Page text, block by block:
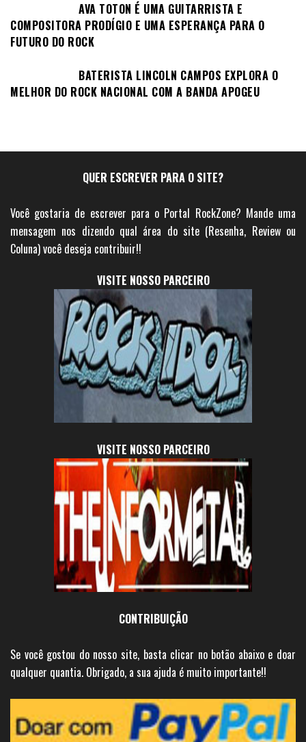
AVA TOTON É UMA GUITARRISTA E
COMPOSITORA PRODÍGIO E UMA ESPERANÇA PARA O
FUTURO DO ROCK
BATERISTA LINCOLN CAMPOS EXPLORA O
MELHOR DO ROCK NACIONAL COM A BANDA APOGEU
QUER ESCREVER PARA O SITE?
Você gostaria de escrever para o Portal RockZone? Mande uma
mensagem nos dizendo qual área do site (Resenha, Review ou
Coluna) você deseja contribuir!!
VISITE NOSSO PARCEIRO
VISITE NOSSO PARCEIRO
CONTRIBUIÇÃO
Se você gostou do nosso site, basta clicar no botão abaixo e doar
qualquer quantia. Obrigado, a sua ajuda é muito importante!!